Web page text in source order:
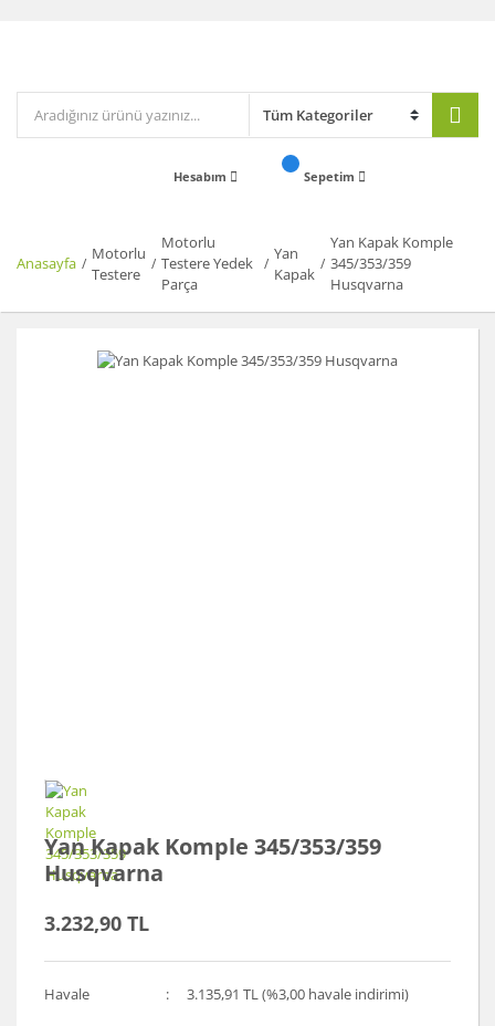
Hesabım Sepetim
Anasayfa
Motorlu
Testere
Motorlu
Testere Yedek
Parça
Yan
Kapak
Yan Kapak Komple
345/353/359
Husqvarna
Yan Kapak Komple 345/353/359
Husqvarna
3.232,90 TL
Havale 3.135,91 TL (%3,00 havale indirimi)